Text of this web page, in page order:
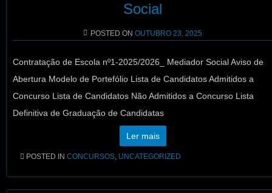
Social
POSTED ON OUTUBRO 23, 2025
Contratação de Escola nº1-2025/2026_ Mediador Social Aviso de
Abertura Modelo de Portefólio Lista de Candidatos Admitidos a
Concurso Lista de Candidatos Não Admitidos a Concurso Lista
Definitiva de Graduação de Candidatas
Ler mais
POSTED IN CONCURSOS, UNCATEGORIZED